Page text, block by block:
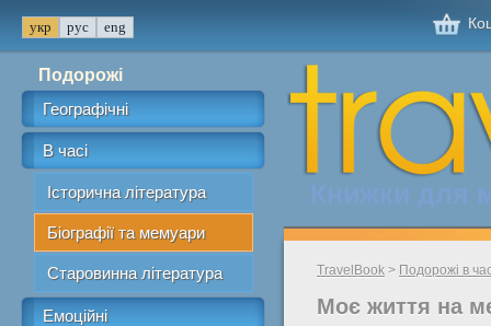
Подорожі
Географічні
В часі
Історична література
Біографії та мемуари
Старовинна література
Емоційні
TravelBook > Подорожі в
Моє життя на